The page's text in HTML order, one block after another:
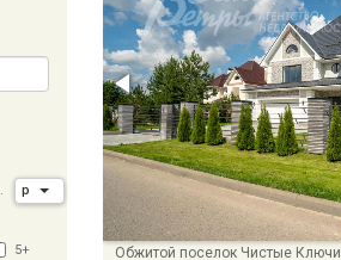
р
5+
Обжитой поселок Чистые Ключи